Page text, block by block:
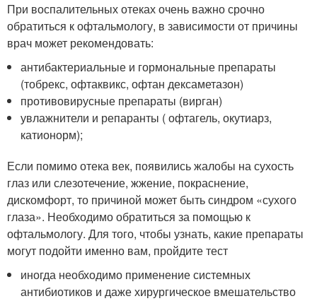
При воспалительных отеках очень важно срочно
обратиться к офтальмологу, в зависимости от причины
врач может рекомендовать:
антибактериальные и гормональные препараты
(тобрекс, офтаквикс, офтан дексаметазон)
противовирусные препараты (вирган)
увлажнители и репаранты ( офтагель, окутиарз,
катионорм);
Если помимо отека век, появились жалобы на сухость
глаз или слезотечение, жжение, покраснение,
дискомфорт, то причиной может быть синдром «сухого
глаза». Необходимо обратиться за помощью к
офтальмологу. Для того, чтобы узнать, какие препараты
могут подойти именно вам, пройдите тест
иногда необходимо применение системных
антибиотиков и даже хирургическое вмешательство